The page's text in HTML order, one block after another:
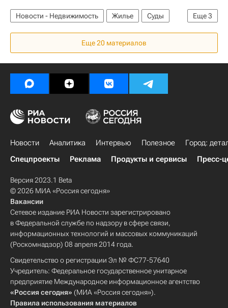
Еще3
Новости - Недвижимость Жилье
Суды
Дольщики
Омск
Россия
Еще 20 материалов
Новости Аналитика Интервью Полезное
Город:
Спецпроекты
Реклама Продукты и сервисы Пресс-
Версия 2023.1 Beta
© 2026 МИА «Россия сегодня»
Вакансии
Сетевое издание РИА Новости зарегистрировано
в Федеральной службе по надзору в сфере связи,
информационных технологий и массовых коммуникаций
(Роскомнадзор) 08 апреля 2014 года.
Свидетельство о регистрации Эл № ФС77-57640
Учредитель: Федеральное государственное унитарное
предприятие Международное информационное агентство
«Россия сегодня» (МИА «Россия сегодня»).
Правила использования материалов